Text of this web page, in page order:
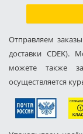
Отправляем
доставки CDEK).
можете также
осуществляется